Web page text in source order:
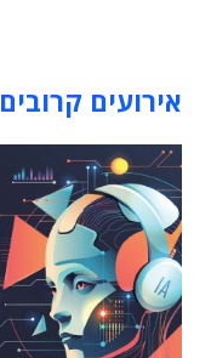
אירועים קרובים